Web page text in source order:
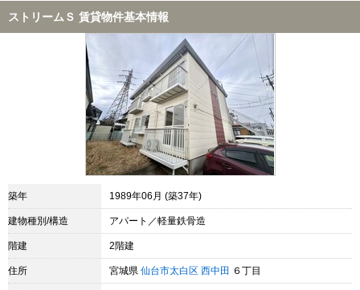
ストリームＳ 賃貸物件基本情報
築年 1989年06月 (築37年)
建物種別/構造 アパート／軽量鉄骨造
階建 2階建
住所 宮城県 仙台市太白区 西中田 ６丁目